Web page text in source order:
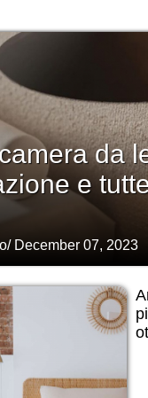
da
e
/ December 07, 2023